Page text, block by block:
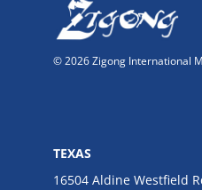
© 2026 Zigong International
TEXAS
16504 Aldine Westfield